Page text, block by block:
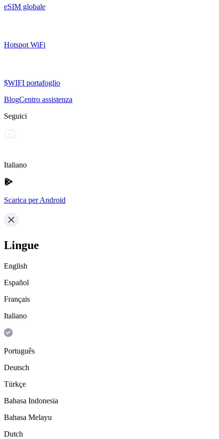
eSIM globale
Hotspot WiFi
$WIFI portafoglio
BlogCentro assistenza
Seguici
Italiano
Scarica per Android
Lingue
English
Español
Français
Italiano
Português
Deutsch
Türkçe
Bahasa Indonesia
Bahasa Melayu
Dutch